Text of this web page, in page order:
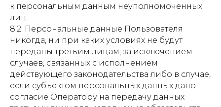
к персональным данным неуполномоченных
лиц.
8.2. Персональные данные Пользователя
никогда, ни при каких условиях не будут
переданы третьим лицам, за исключением
случаев, связанных с исполнением
действующего законодательства либо в случае,
если субъектом персональных данных дано
согласие Оператору на передачу данных